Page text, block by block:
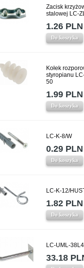
Zacisk
stalowej LC-
1.26 PLN
Do koszyka
Kołek
styropianu
50
1.99 PLN
Do koszyka
LC-K-8/W
0.29 PLN
Do koszyka
LC-K-12/
1.82 PLN
Do koszyka
LC-UML-
33.18